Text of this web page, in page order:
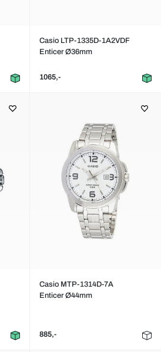
Casio LTP-1335D-1A2VDF
Enticer Ø36mm
1065,-
Casio MTP-1314D-7A
Enticer Ø44mm
885,-